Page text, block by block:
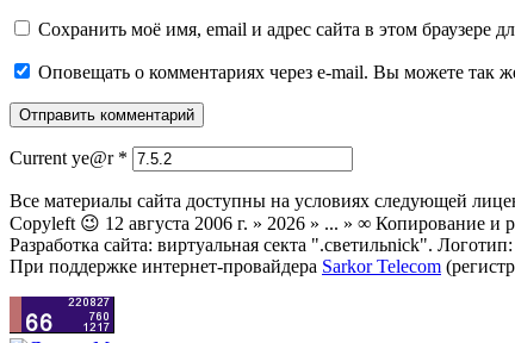
Сохранить моё имя, email и адрес сайта в этом браузере
Оповещать о комментариях через e-mail. Вы можете так
Current ye@r *
Все материалы сайта доступны на условиях следующей
Copyleft 😉 12 августа 2006 г. » 2026 » ... » ∞ Копирование и
Разработка сайта: виртуальная секта ".светильnick". Логотип:
При поддержке интернет-провайдера Sarkor Telecom